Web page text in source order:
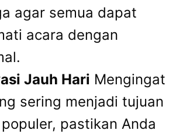
agar semua dapat
acara dengan
Jauh Hari Mengingat
sering menjadi tujuan
pastikan Anda